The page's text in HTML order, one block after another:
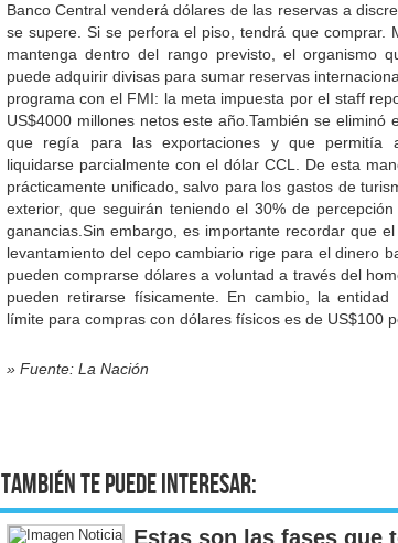
Banco Central venderá dólares de las reservas a
se supere. Si se perfora el piso, tendrá que comprar.
mantenga dentro del rango previsto, el organismo
puede adquirir divisas para sumar reservas
programa con el FMI: la meta impuesta por el staff
US$4000 millones netos este año.También se eliminó
que regía para las exportaciones y que permitía
liquidarse parcialmente con el dólar CCL. De esta
prácticamente unificado, salvo para los gastos de
exterior, que seguirán teniendo el 30% de
ganancias.Sin embargo, es importante recordar que
levantamiento del cepo cambiario rige para el dinero
pueden comprarse dólares a voluntad a través del
pueden retirarse físicamente. En cambio, la
límite para compras con dólares físicos es de US$100
» Fuente: La Nación
También te puede interesar:
Estas son las fases que